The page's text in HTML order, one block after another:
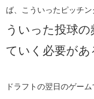
ば、こういったピッチン
ういった投球
ていく必要があ
ドラフトの翌日のゲー